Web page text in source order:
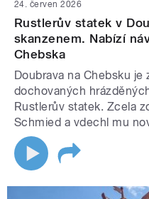
24. červen 2026
Rustlerův statek v
skanzenem. Nabízí
Chebska
Doubrava na Chebsku je
dochovaných
Rustlerův statek. Zcela
Schmied a vdechl mu